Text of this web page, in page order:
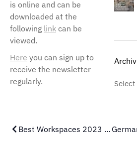
is online and can be
downloaded at the
following link can be
viewed.
Here you can sign up to
receive the newsletter
regularly.
Archiv
Best Workspaces 2023 Award